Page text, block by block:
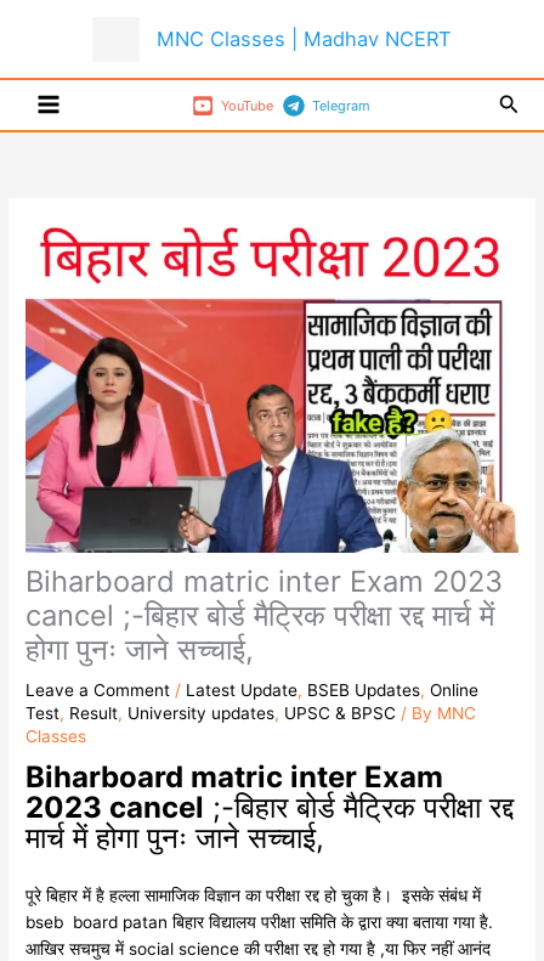
MNC Classes | Madhav NCERT
YouTube Telegram
Biharboard matric inter Exam 2023
cancel ;-बिहार बोर्ड मैट्रिक परीक्षा रद्द मार्च में
होगा पुनः जाने सच्चाई,
Leave a Comment / Latest Update, BSEB Updates,Online
Test, Result, University updates, UPSC & BPSC / By MNC
Classes
Biharboard matric inter Exam
2023 cancel ;-बिहार बोर्ड मैट्रिक परीक्षा रद्द
मार्च में होगा पुनः जाने सच्चाई,
पूरे बिहार में है हल्ला सामाजिक विज्ञान का परीक्षा रद्द हो चुका है। इसके संबंध में
bseb board patan बिहार विद्यालय परीक्षा समिति के द्वारा क्या बताया गया है.
आखिर सचमुच में social science की परीक्षा रद्द हो गया है ,या फिर नहीं आनंद